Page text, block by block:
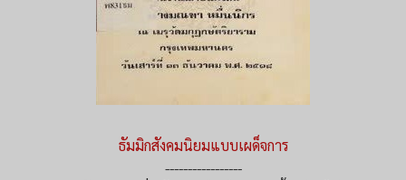
ธัมมิกสังคมนิยมแบบเผด็จการ
-----------------